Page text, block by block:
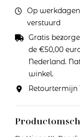
Op
verstuurd
Gratis
de €50,00
Nederland.
winkel.
Retourtermijn